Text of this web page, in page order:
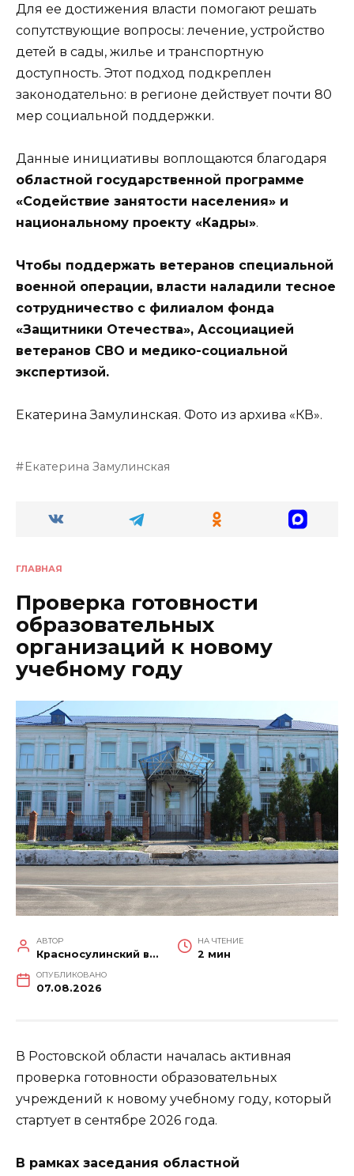
Для ее достижения власти помогают решать
сопутствующие вопросы: лечение, устройство
детей в сады, жилье и транспортную
доступность. Этот подход подкреплен
законодательно: в регионе действует почти 80
мер социальной поддержки.
Данные инициативы воплощаются благодаря
областной государственной программе
«Содействие занятости населения» и
национальному проекту «Кадры».
Чтобы поддержать ветеранов специальной
военной операции, власти наладили тесное
сотрудничество с филиалом фонда
«Защитники Отечества», Ассоциацией
ветеранов СВО и медико-социальной
экспертизой.
Екатерина Замулинская. Фото из архива «КВ».
Екатерина Замулинская
ГЛАВНАЯ
Проверка готовности
образовательных
организаций к новому
учебному году
АВТОР
Красносулинский вестник
НА ЧТЕНИЕ
2 мин
ОПУБЛИКОВАНО
07.08.2026
В Ростовской области началась активная
проверка готовности образовательных
учреждений к новому учебному году, который
стартует в сентябре 2026 года.
В рамках заседания областной